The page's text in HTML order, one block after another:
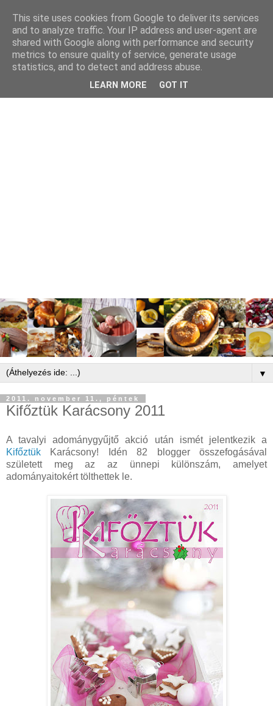
▼
2011. november 11., péntek
Kifőztük Karácsony 2011
A tavalyi adománygyűjtő akció után ismét jelentkezik a
Kifőztük Karácsony! Idén 82 blogger összefogásával
született meg az az ünnepi különszám, amelyet
adományaitokért tölthettek le.
This site uses cookies from Google to deliver its services
and to analyze traffic. Your IP address and user-agent are
shared with Google along with performance and security
metrics to ensure quality of service, generate usage
statistics, and to detect and address abuse.
LEARN MORE GOT IT